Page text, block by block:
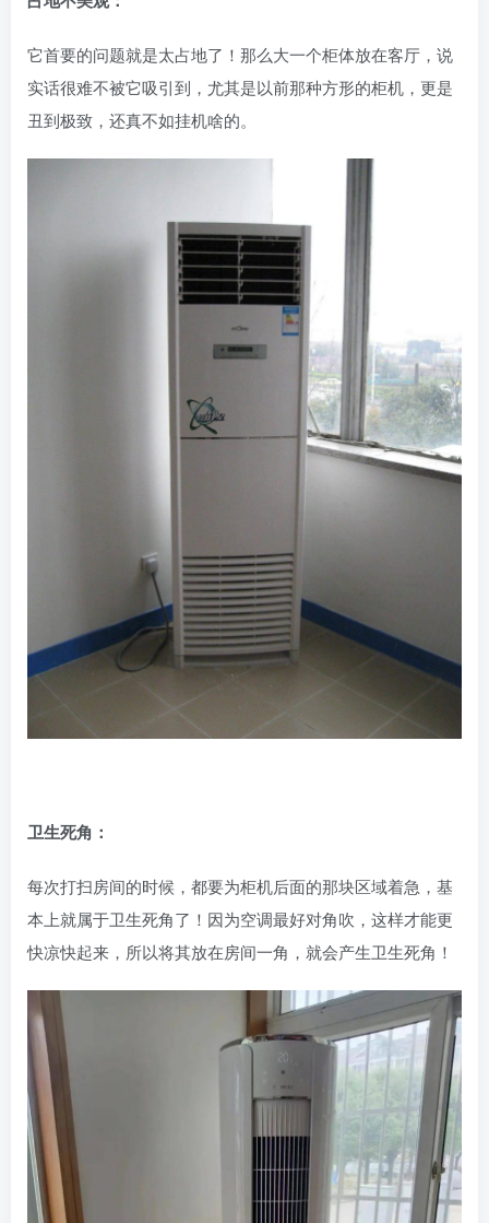
它首要的问题就是太占地了！那么大一个柜体放在客厅，说
实话很难不被它吸引到，尤其是以前那种方形的柜机，更是
丑到极致，还真不如挂机啥的。
卫生死角：
每次打扫房间的时候，都要为柜机后面的那块区域着急，基
本上就属于卫生死角了！因为空调最好对角吹，这样才能更
快凉快起来，所以将其放在房间一角，就会产生卫生死角！